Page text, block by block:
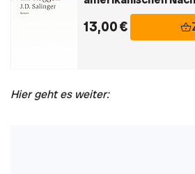
13,00 €
Hier geht es weiter: